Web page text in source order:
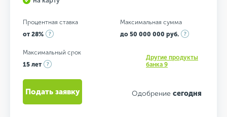
Процентная ставка
от 28%
Максимальная сумма
до 50 000 000 руб.
Максимальный срок
15 лет
Другие продукты
банка 9
Одобрение сегодня
Подать заявку